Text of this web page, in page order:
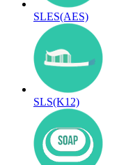
SLES(AES)
SLS(K12)